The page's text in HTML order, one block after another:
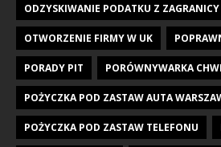
ODZYSKIWANIE PODATKU Z ZAGRANICY
OTWORZENIE FIRMY W UK
PORADY PIT PORÓWNYWARKA
POŻYCZKA POD ZASTAW AUTA
POŻYCZKA POD ZASTAW TELEFONU